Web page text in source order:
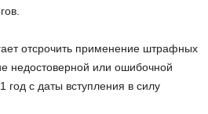
отсрочить применение штрафных
недостоверной или ошибочной
с даты вступления в силу